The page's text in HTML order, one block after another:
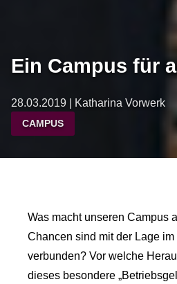
Ein Campus für
28.03.2019 | Katharina Vorwerk
CAMPUS
Was macht unseren Campus
Chancen sind mit der Lage
verbunden? Vor welche
dieses besondere